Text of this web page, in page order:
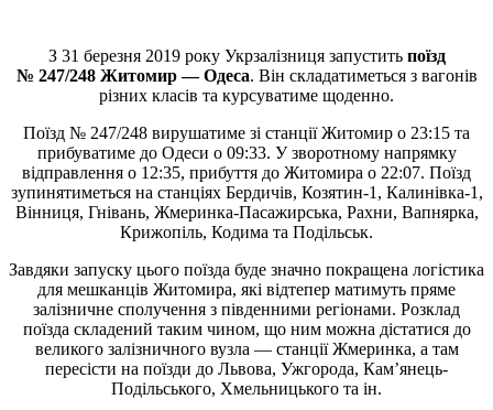
З 31 березня 2019 року Укрзалізниця запустить поїзд
№ 247/248 Житомир — Одеса. Він складатиметься з вагонів
різних класів та курсуватиме щоденно.
Поїзд № 247/248 вирушатиме зі станції Житомир о 23:15 та
прибуватиме до Одеси о 09:33. У зворотному напрямку
відправлення о 12:35, прибуття до Житомира о 22:07. Поїзд
зупинятиметься на станціях Бердичів, Козятин-1, Калинівка-1,
Вінниця, Гнівань, Жмеринка-Пасажирська, Рахни, Вапнярка,
Крижопіль, Кодима та Подільськ.
Завдяки запуску цього поїзда буде значно покращена логістика
для мешканців Житомира, які відтепер матимуть пряме
залізничне сполучення з південними регіонами. Розклад
поїзда складений таким чином, що ним можна дістатися до
великого залізничного вузла — станції Жмеринка, а там
пересісти на поїзди до Львова, Ужгорода, Кам’янець-
Подільського, Хмельницького та ін.